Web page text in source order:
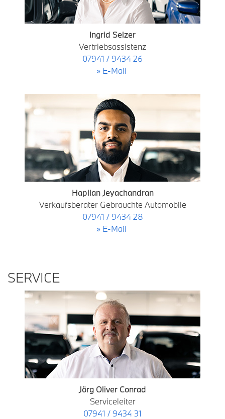
Ingrid Selzer
Vertriebsassistenz
07941 / 9434 26
» E-Mail
Hapilan Jeyachandran
Verkaufsberater Gebrauchte Automobile
07941 / 9434 28
» E-Mail
SERVICE
Jörg Oliver Conrad
Serviceleiter
07941 / 9434 31